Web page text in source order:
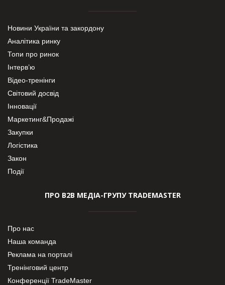
Новини України та закордону
Аналітика ринку
Топи про ринок
Інтерв’ю
Відео-тренінги
Світовий досвід
Інновації
Маркетинг&Продажі
Закупки
Логістика
Закон
Події
ПРО В2В МЕДІА-ГРУПУ TRADEMASTER
Про нас
Наша команда
Реклама на порталі
Тренінговий центр
Конференції TradeMaster